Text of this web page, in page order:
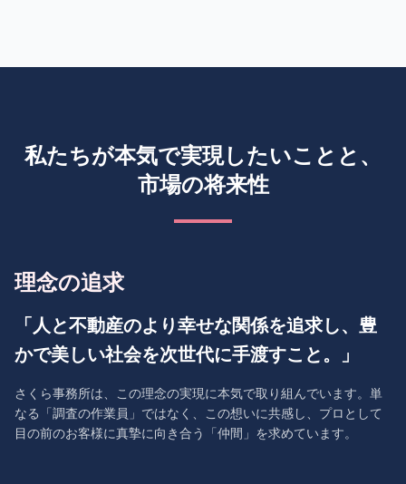
私たちが本気で実現したいことと、
市場の将来性
理念の追求
「人と不動産のより幸せな関係を追求し、豊
かで美しい社会を次世代に手渡すこと。」
さくら事務所は、この理念の実現に本気で取り組んでいます。単
なる「調査の作業員」ではなく、この想いに共感し、プロとして
目の前のお客様に真摯に向き合う「仲間」を求めています。